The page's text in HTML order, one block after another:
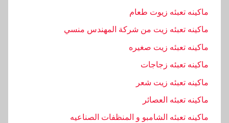
ماكينه تعبئه زيوت طعام
ماكينه تعبئه زيت من شركة المهندس منسي
ماكينه تعبئه زيت صغيره
ماكينه تعبئه زجاجات
ماكينه تعبئه زيت شعر
ماكينه تعبئه العصائر
ماكينه تعبئه الشامبو و المنظفات الصناعيه